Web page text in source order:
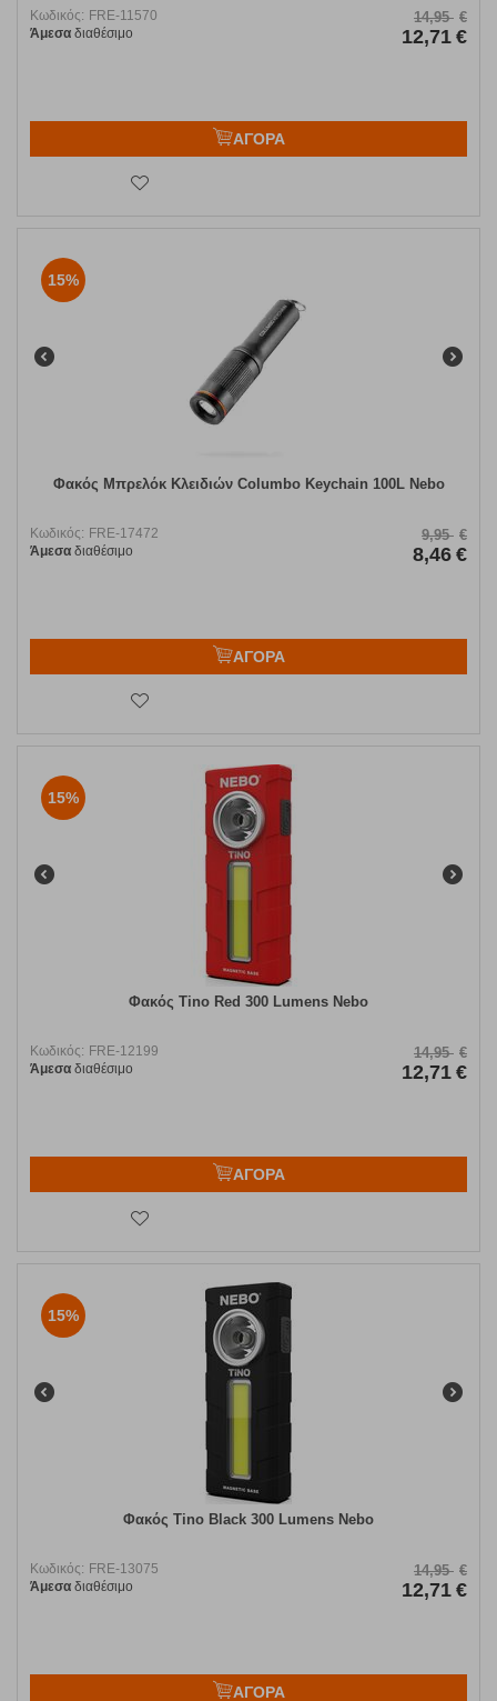
Κωδικός: FRE-11570
Άμεσα διαθέσιμο
14,95 €
12,71 €
ΑΓΟΡΑ
15%
Φακός Μπρελόκ Κλειδιών Columbo Keychain 100L Nebo
Κωδικός: FRE-17472
Άμεσα διαθέσιμο
9,95 €
8,46 €
ΑΓΟΡΑ
15%
Φακός Tino Red 300 Lumens Nebo
Κωδικός: FRE-12199
Άμεσα διαθέσιμο
14,95 €
12,71 €
ΑΓΟΡΑ
15%
Φακός Tino Black 300 Lumens Nebo
Κωδικός: FRE-13075
Άμεσα διαθέσιμο
14,95 €
12,71 €
ΑΓΟΡΑ